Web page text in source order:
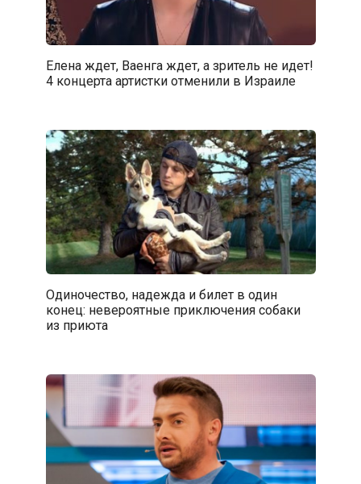
Елена ждет, Ваенга ждет, а зритель не идет!
4 концерта артистки отменили в Израиле
Одиночество, надежда и билет в один
конец: невероятные приключения собаки
из приюта